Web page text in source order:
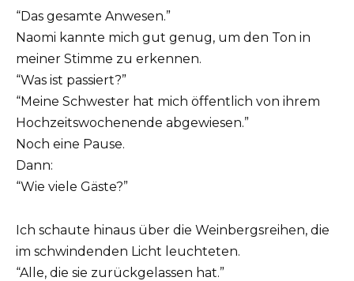
“Das gesamte Anwesen.”
Naomi kannte mich gut genug, um den Ton in
meiner Stimme zu erkennen.
“Was ist passiert?”
“Meine Schwester hat mich öffentlich von ihrem
Hochzeitswochenende abgewiesen.”
Noch eine Pause.
Dann:
“Wie viele Gäste?”
Ich schaute hinaus über die Weinbergsreihen, die
im schwindenden Licht leuchteten.
“Alle, die sie zurückgelassen hat.”